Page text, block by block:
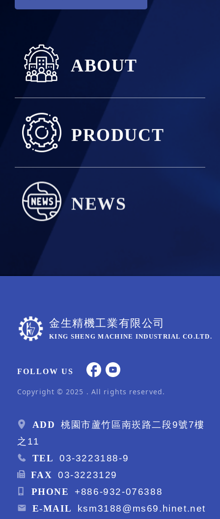
ABOUT
PRODUCT
NEWS
金生精機工業有限公司
KING SHENG MACHINE INDUSTRIAL CO.LTD.
FOLLOW US
Copyright © 2025 . All rights reserved.
ADD
桃園市蘆竹區南崁路二段9號7樓
之11
TEL
03-3223188-9
FAX
03-3223129
PHONE
+886-932-076388
E-MAIL
ksm3188@ms69.hinet.net